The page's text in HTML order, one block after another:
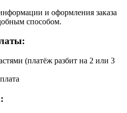
и оформления заказа
способом.
(платёж разбит на 2 или 3